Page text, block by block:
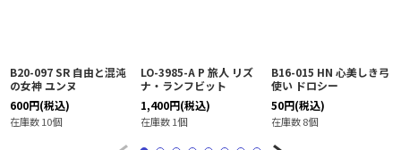
B20-097 SR 自由と混沌
の女神 ユンヌ
600円(税込)
在庫数 10個
LO-3985-A P 旅人 リズ
ナ・ランフビット
1,400円(税込)
在庫数 1個
B16-015 HN 心美しき弓
使い ドロシー
50円(税込)
在庫数 8個